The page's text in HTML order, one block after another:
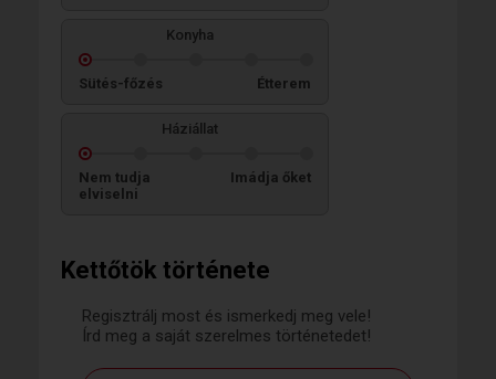
Kettőtök története
Regisztrálj most és ismerkedj meg vele!
Írd meg a saját szerelmes történetedet!
Konyha
Sütés-főzés Étterem
Háziállat
Nem tudja
elviselni
Imádja őket